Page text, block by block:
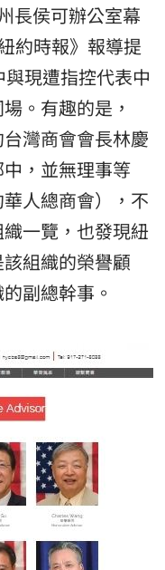
長侯可辦公室幕
約時報》報導提
現遭指控代表中
。有趣的是，
灣商會會長林慶
，並無理事等
人總商會），不
一覽，也發現紐
組織的榮譽顧
副總幹事。